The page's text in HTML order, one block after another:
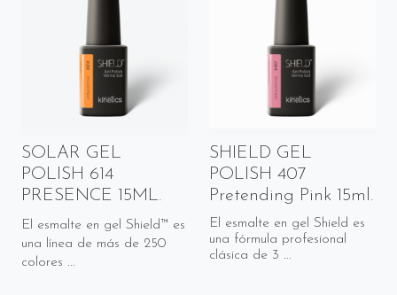
SOLAR GEL
POLISH 614
PRESENCE 15ML.
El esmalte en gel Shield™ es
una línea de más de 250
colores ...
SHIELD GEL
POLISH 407
Pretending Pink 15ml.
El esmalte en gel Shield es
una fórmula profesional
clásica de 3 ...